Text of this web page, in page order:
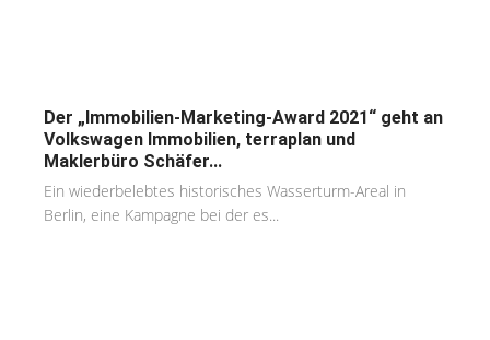
Der „Immobilien-Marketing-Award 2021“ geht an
Volkswagen Immobilien, terraplan und
Maklerbüro Schäfer...
Ein wiederbelebtes historisches Wasserturm-Areal in
Berlin, eine Kampagne bei der es...